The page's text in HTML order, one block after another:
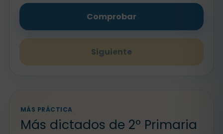
Comprobar
Siguiente
MÁS PRÁCTICA
Más dictados de 2º Primaria